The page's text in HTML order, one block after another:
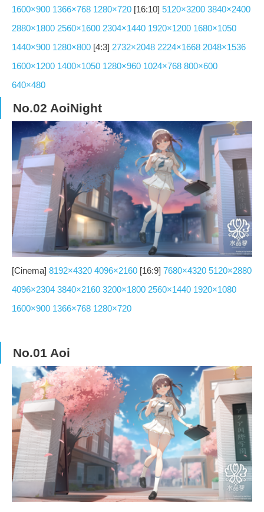
1600×900 1366×768 1280×720 [16:10] 5120×3200 3840×2400
2880×1800 2560×1600 2304×1440 1920×1200 1680×1050
1440×900 1280×800 [4:3] 2732×2048 2224×1668 2048×1536
1600×1200 1400×1050 1280×960 1024×768 800×600
640×480
No.02 AoiNight
[Cinema] 8192×4320 4096×2160 [16:9] 7680×4320 5120×2880
4096×2304 3840×2160 3200×1800 2560×1440 1920×1080
1600×900 1366×768 1280×720
No.01 Aoi